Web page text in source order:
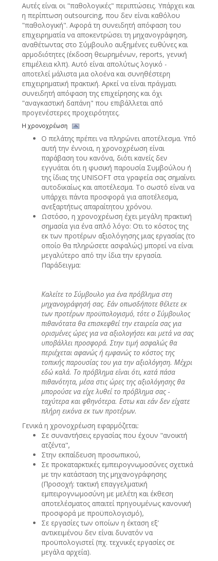
Αυτές είναι οι "παθολογικές" περιπτώσεις. Υπάρχει και
η περίπτωση outsourcing, που δεν είναι καθόλου
"παθολογική". Aφορά τη συνειδητή απόφαση του
επιχειρηματία να αποκεντρώσει τη μηχανογράφηση,
αναθέτωντας στο Σύμβουλο αυξημένες ευθύνες και
αρμοδιότητες (έκδοση θεωρημένων, reports, γενική
επιμέλεια κλπ). Αυτό είναι απολύτως λογικό -
αποτελεί μάλιστα μια ολοένα και συνηθέστερη
επιχειρηματική πρακτική. Αρκεί να είναι πράγματι
συνειδητή απόφαση της επιχείρησης και όχι
"αναγκαστική δαπάνη" που επιβάλλεται από
προγενέστερες προχειρότητες.
Η χρονοχρέωση
Ο πελάτης πρέπει να πληρώνει αποτέλεσμα. Υπό
αυτή την έννοια, η χρονοχρέωση είναι
παράβαση του κανόνα, διότι κανείς δεν
εγγυάται ότι η φυσική παρουσία Συμβούλου ή
της ίδιας της UNISOFT στα γραφεία σας σημαίνει
αυτοδικαίως και αποτέλεσμα. Το σωστό είναι να
υπάρχει πάντα προσφορά για αποτέλεσμα,
ανεξαρτήτως απαραίτητου χρόνου.
Ωστόσο, η χρονοχρέωση έχει μεγάλη πρακτική
σημασία για ένα απλό λόγο: Οτι το κόστος της
εκ των προτέρων αξιολόγησης μιας εργασίας (το
οποίο θα πληρώσετε ασφαλώς) μπορεί να είναι
μεγαλύτερο από την ίδια την εργασία.
Παράδειγμα:
Καλείτε το Σύμβουλο για ένα πρόβλημα στη
μηχανογράφησή σας. Εάν οπωσδήποτε θέλετε εκ
των προτέρων προϋπολογισμό, τότε ο Σύμβουλος
πιθανότατα θα επισκεφθεί την εταιρεία σας για
ορισμένες ώρες για να αξιολογήσει και μετά να σας
υποβάλλει προσφορά. Στην τιμή ασφαλώς θα
περιέχεται αφανώς ή εμφανώς το κόστος της
τοπικής παρουσίας του για την αξιολόγηση. Μέχρι
εδώ καλά. Το πρόβλημα είναι ότι, κατά πάσα
πιθανότητα, μέσα στις ώρες της αξιολόγησης θα
μπορούσε να είχε λυθεί το πρόβλημα σας -
ταχύτερα και φθηνότερα. Εστω και εάν δεν είχατε
πλήρη εικόνα εκ των προτέρων.
Γενικά η χρονοχρέωση εφαρμόζεται:
Σε συναντήσεις εργασίας που έχουν "ανοικτή
ατζέντα",
Στην εκπαίδευση προσωπικού,
Σε προκαταρκτικές εμπειρογνωμοσύνες σχετικά
με την κατάσταση της μηχανογράφησης
(Προσοχή: τακτική επαγγελματική
εμπειρογνωμοσύνη με μελέτη και έκθεση
αποτελέσματος απαιτεί πρηγουμένως κανονική
προσφορά με προϋπολογισμό),
Σε εργασίες των οποίων η έκταση εξ’
αντικειμένου δεν είναι δυνατόν να
προϋπολογιστεί (πχ. τεχνικές εργασίες σε
μεγάλα αρχεία).